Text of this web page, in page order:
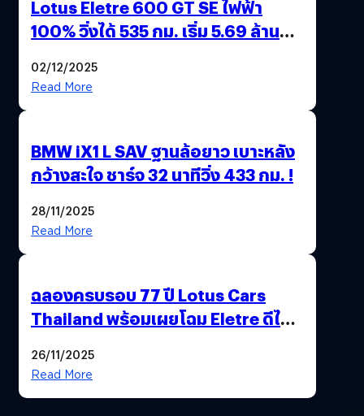
Lotus Eletre 600 GT SE ไฟฟ้า
100% วิ่งได้ 535 กม. เริ่ม 5.69 ล้าน
02/12/2025
Read More
BMW iX1 L SAV ฐานล้อยาว เบาะหลัง
กว้างสะใจ ชาร์จ 32 นาทีวิ่ง 433 กม. !
28/11/2025
Read More
ฉลองครบรอบ 77 ปี Lotus Cars
Thailand พร้อมเผยโฉม Eletre ดีไซน์
26/11/2025
Read More